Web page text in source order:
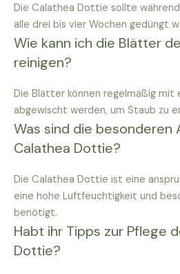
Die Calathea Dottie sollte
alle drei bis vier Wochen gedüngt
Wie kann ich die Blätter
reinigen?
Die Blätter können regelmäßig mit
abgewischt werden, um Staub zu
Was sind die besonderen
Calathea Dottie?
Die Calathea Dottie ist eine
eine hohe Luftfeuchtigkeit und
benötigt.
Habt ihr Tipps zur Pflege
Dottie?